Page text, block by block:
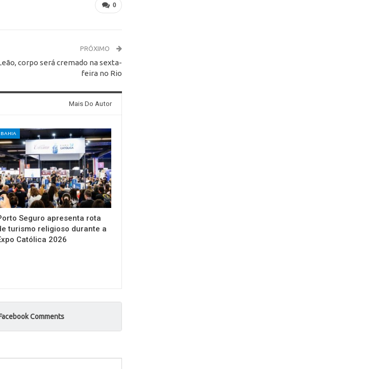
0
PRÓXIMO
corpo será cremado na sexta-
feira no Rio
Mais Do Autor
BAHIA
Seguro apresenta rota
turismo religioso durante a
Católica 2026
Comments